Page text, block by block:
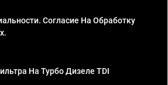
Согласие На Обработку
На Турбо Дизеле TDI